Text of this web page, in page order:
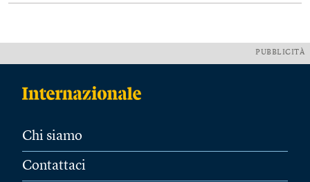
PUBBLICITÀ
Chi siamo
Contattaci